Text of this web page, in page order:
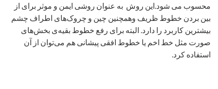
محسوب می شود.این روش به عنوان روشی ایمن و موثر برای از
بین بردن خطوط ظریف وهمچنین چین و چروک‌های اطراف چشم
بیشترین کاربرد را دارد. البته برای رفع خطوط بقیه‌ی بخش‌های
صورت مثل خط اخم یا خطوط افقی پیشانی هم می‌توان از آن
استفاده کرد.